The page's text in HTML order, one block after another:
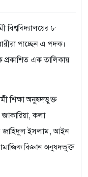
বিশ্ববিদ্যালয়ের ৮
পাচ্ছেন এ পদক।
প্রকাশিত এক তালিকায়
শিক্ষা অনুষদভুক্ত
কলা
জাহিদুল ইসলাম, আইন
বিজ্ঞান অনুষদভুক্ত